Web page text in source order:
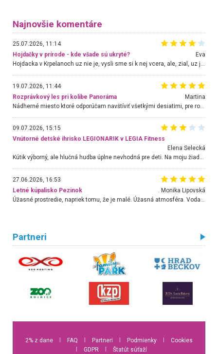
Najnovšie komentáre
25.07.2026, 11:14
Hojdačky v prírode - kde všade sú ukryté?
Eva
Hojdacka v Krpelanoch uz nie je, vysli sme si k nej vcera, ale, zial, uz je znicena. Ak sem planujete cestu len kvoli hojdacke, mozete si ju usetrit. Krasny vyhlad je tu vsak aj bez hojdacky :-)
19.07.2026, 11:44
Rozprávkový les pri kolibe Panoráma
Martina
Nádherné miesto ktoré odporúčam navštíviť všetkými desiatimi, pre rodiny s deťmi, dôchodcom... Proste a jednoducho ozaj rozprávkový les.. určite ešte prídeme. Odniesli sme si na pamiatku krásne tričká,
09.07.2026, 15:15
Vnútorné detské ihrisko LEGIONARIK v LEGIA Fitness
Elena Selecká
Kútik výborný, ale hlučná hudba úplne nevhodná pre deti. Na moju žiadosť o aspoň sušenie nereagovali.
27.06.2026, 16:53
Letné kúpalisko Pezinok
. Monika Lipovská
Úžasné prostredie, napriek tomu, že je malé. Úžasná atmosféra. Voda fantastická a nádherná. Ľudí je pomerne veľa, ale su mili a ohľaduplní. Je veľmi zaujímavé sledovať, ako dokážu spolu športovať cudzí ľudia a bez ohľadu na vek. Vládne tu pohoda. Vnuka neviem dostať z vody. Ďakujem za krásny deň . Urcite sa sem vrátim. Jediný problém je s parkovaním, ale aj ten sa mi podarilo vyriešiť. Monika Bratislava
Partneri
2% z dane FAQ Partneri Podmienky
Cookies
GDPR Štatút súťaží